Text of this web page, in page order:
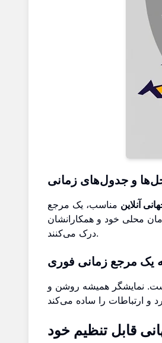
و جدول‌های زمانی
آنلاین مناسب، یک مرجع
محلی خود و همکارانشان
درک می‌کنند.
یک مرجع زمانی فوری
نمایشگر همیشه روشن و
قابل تنظیم خود